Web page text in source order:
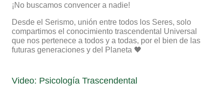
¡No buscamos convencer a nadie!
Desde el Serismo, unión entre todos los Seres, solo
compartimos el conocimiento trascendental Universal
que nos pertenece a todos y a todas, por el bien de las
futuras generaciones y del Planeta 🖤
Video: Psicología Trascendental